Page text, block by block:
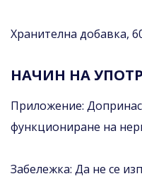
Хранителна добавка,
НАЧИН НА
Приложение:
функциониране на
Забележка: Да не се